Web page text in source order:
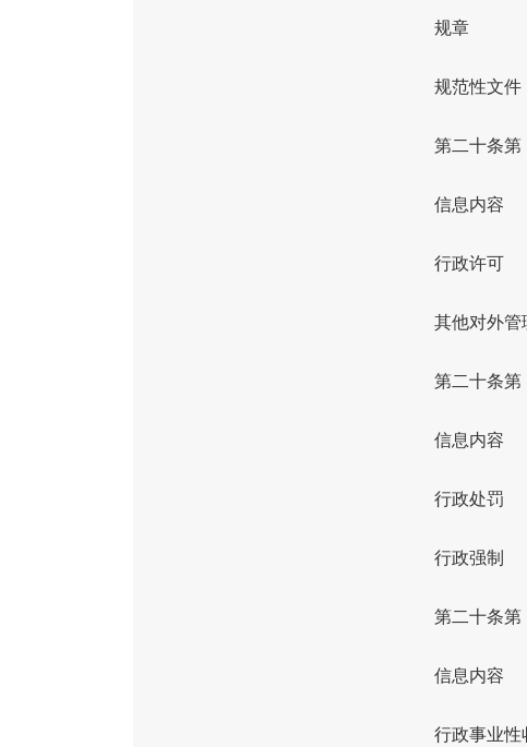
规章
规范性文件
第二十条第
信息内容
行政许可
其他对外管
第二十条第
信息内容
行政处罚
行政强制
第二十条第
信息内容
行政事业性